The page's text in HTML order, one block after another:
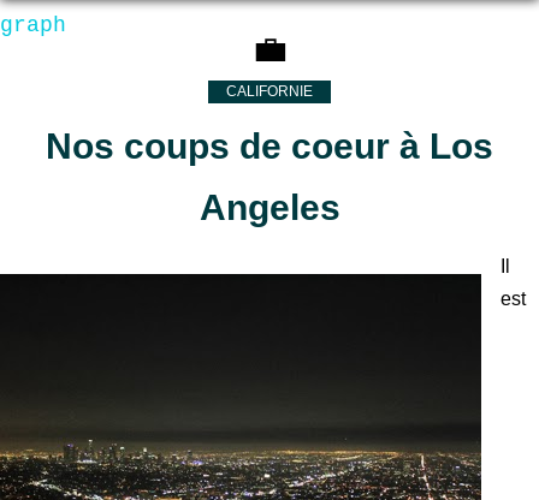
💼
CALIFORNIE
Nos coups de coeur à Los
Angeles
est